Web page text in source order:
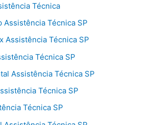
Técnica
Assistência Técnica SP
Assistência Técnica SP
Técnica SP
Assistência Técnica SP
Técnica SP
Técnica SP